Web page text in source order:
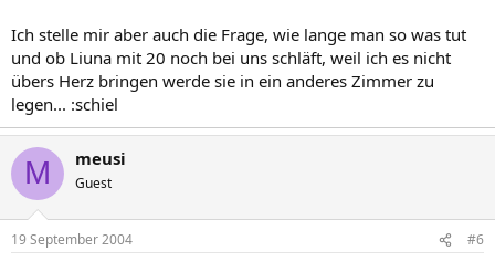
Ich stelle mir aber auch die Frage, wie lange man so was tut
und ob Liuna mit 20 noch bei uns schläft, weil ich es nicht
übers Herz bringen werde sie in ein anderes Zimmer zu
legen... :schiel
M meusi
Guest
19 September 2004 #6